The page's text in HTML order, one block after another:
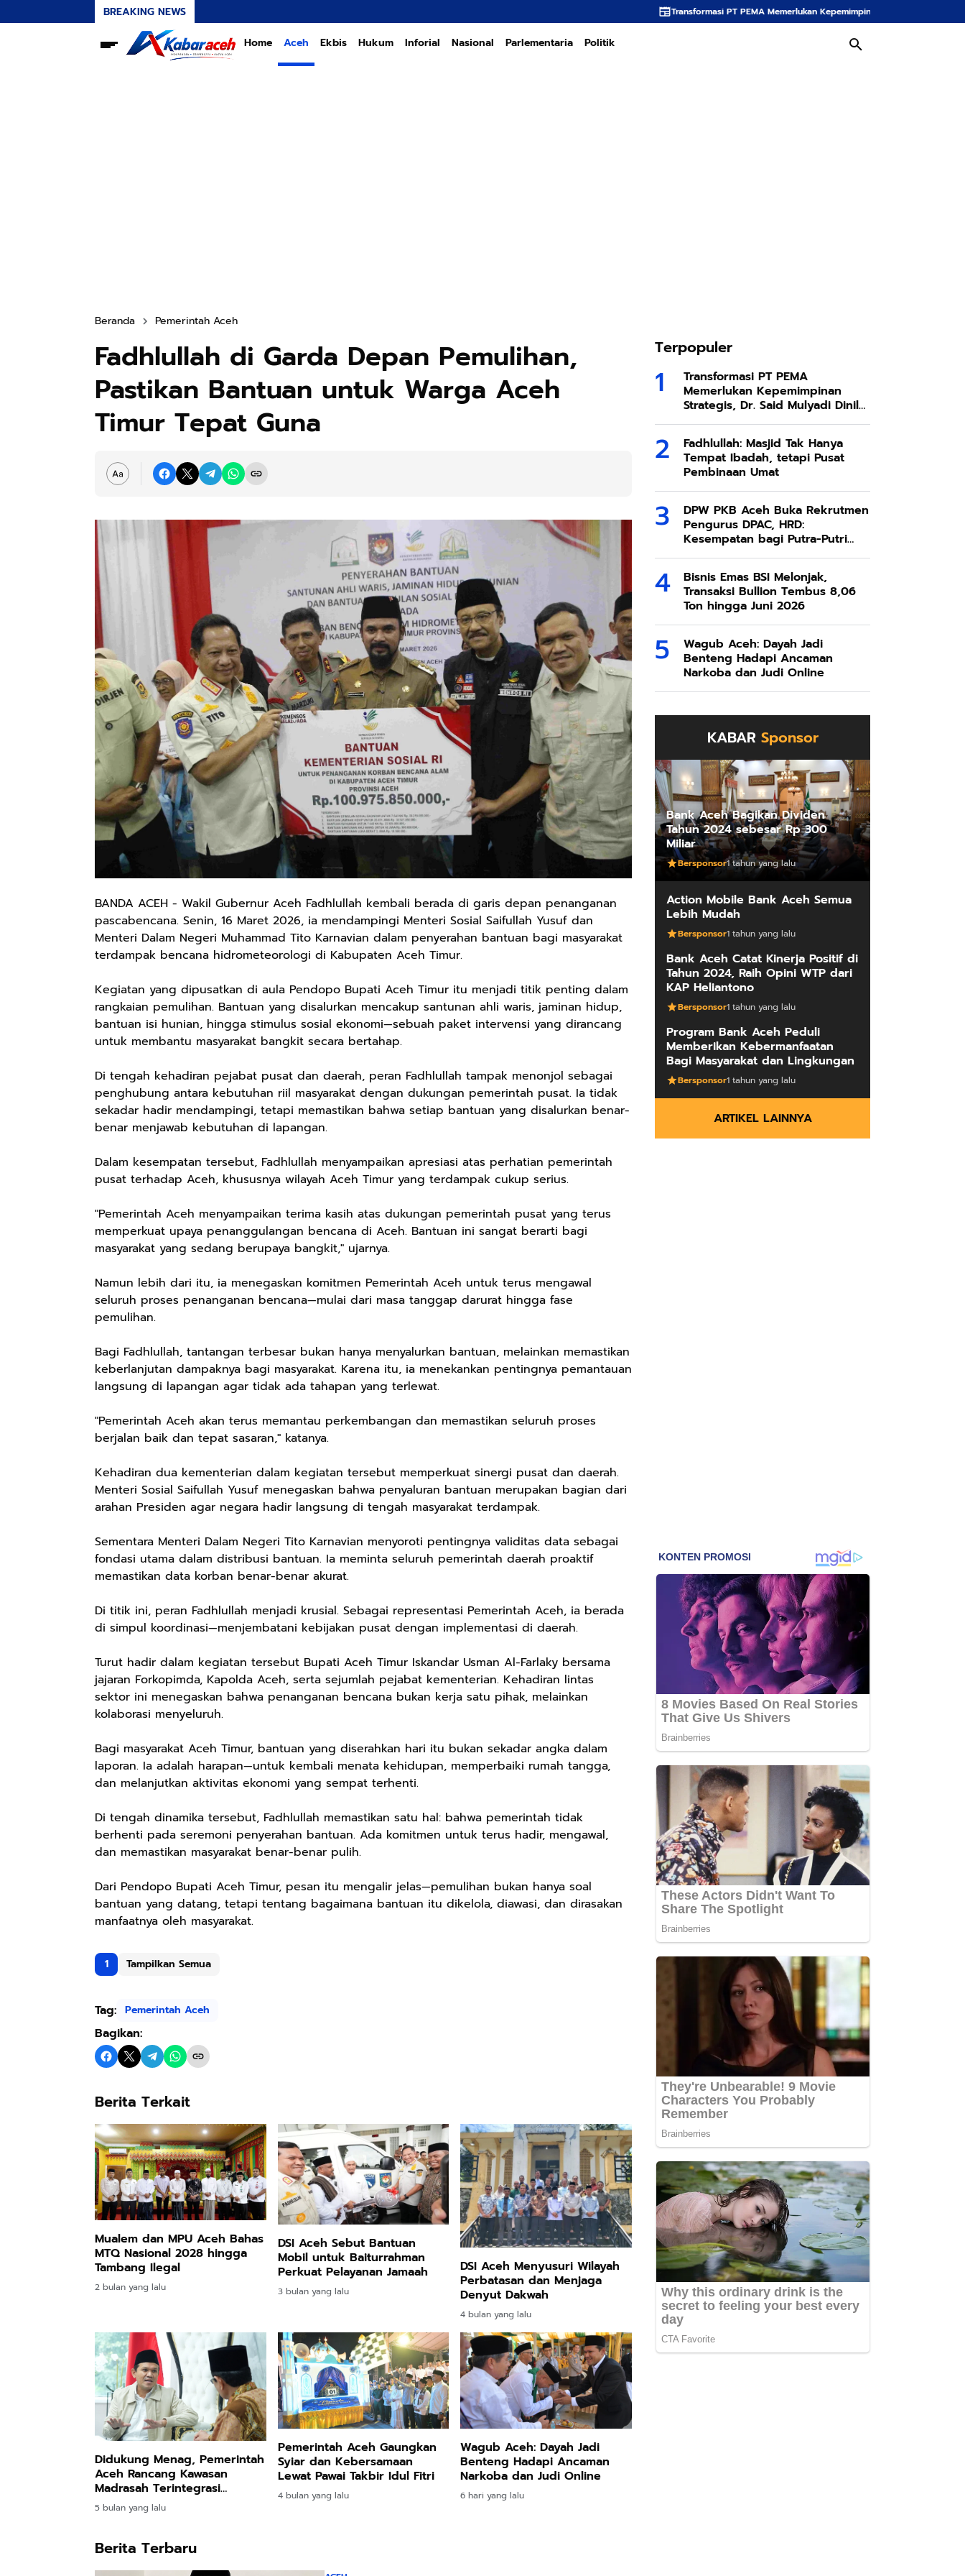
BREAKING NEWS Transformasi PT PEMA Memerlukan Kepemimpinan Strategis, Dr. Said Mulyadi Dinilai
Home Aceh Ekbis Hukum Inforial Nasional Parlementaria Politik
Beranda Pemerintah Aceh
Fadhlullah di Garda Depan Pemulihan,
Pastikan Bantuan untuk Warga Aceh
Timur Tepat Guna
BANDA ACEH - Wakil Gubernur Aceh Fadhlullah kembali berada di garis depan penanganan
pascabencana. Senin, 16 Maret 2026, ia mendampingi Menteri Sosial Saifullah Yusuf dan
Menteri Dalam Negeri Muhammad Tito Karnavian dalam penyerahan bantuan bagi masyarakat
terdampak bencana hidrometeorologi di Kabupaten Aceh Timur.
Kegiatan yang dipusatkan di aula Pendopo Bupati Aceh Timur itu menjadi titik penting dalam
rangkaian pemulihan. Bantuan yang disalurkan mencakup santunan ahli waris, jaminan hidup,
bantuan isi hunian, hingga stimulus sosial ekonomi—sebuah paket intervensi yang dirancang
untuk membantu masyarakat bangkit secara bertahap.
Di tengah kehadiran pejabat pusat dan daerah, peran Fadhlullah tampak menonjol sebagai
penghubung antara kebutuhan riil masyarakat dengan dukungan pemerintah pusat. Ia tidak
sekadar hadir mendampingi, tetapi memastikan bahwa setiap bantuan yang disalurkan benar-
benar menjawab kebutuhan di lapangan.
Dalam kesempatan tersebut, Fadhlullah menyampaikan apresiasi atas perhatian pemerintah
pusat terhadap Aceh, khususnya wilayah Aceh Timur yang terdampak cukup serius.
"Pemerintah Aceh menyampaikan terima kasih atas dukungan pemerintah pusat yang terus
memperkuat upaya penanggulangan bencana di Aceh. Bantuan ini sangat berarti bagi
masyarakat yang sedang berupaya bangkit," ujarnya.
Namun lebih dari itu, ia menegaskan komitmen Pemerintah Aceh untuk terus mengawal
seluruh proses penanganan bencana—mulai dari masa tanggap darurat hingga fase
pemulihan.
Bagi Fadhlullah, tantangan terbesar bukan hanya menyalurkan bantuan, melainkan memastikan
keberlanjutan dampaknya bagi masyarakat. Karena itu, ia menekankan pentingnya pemantauan
langsung di lapangan agar tidak ada tahapan yang terlewat.
"Pemerintah Aceh akan terus memantau perkembangan dan memastikan seluruh proses
berjalan baik dan tepat sasaran," katanya.
Kehadiran dua kementerian dalam kegiatan tersebut memperkuat sinergi pusat dan daerah.
Menteri Sosial Saifullah Yusuf menegaskan bahwa penyaluran bantuan merupakan bagian dari
arahan Presiden agar negara hadir langsung di tengah masyarakat terdampak.
Sementara Menteri Dalam Negeri Tito Karnavian menyoroti pentingnya validitas data sebagai
fondasi utama dalam distribusi bantuan. Ia meminta seluruh pemerintah daerah proaktif
memastikan data korban benar-benar akurat.
Di titik ini, peran Fadhlullah menjadi krusial. Sebagai representasi Pemerintah Aceh, ia berada
di simpul koordinasi—menjembatani kebijakan pusat dengan implementasi di daerah.
Turut hadir dalam kegiatan tersebut Bupati Aceh Timur Iskandar Usman Al-Farlaky bersama
jajaran Forkopimda, Kapolda Aceh, serta sejumlah pejabat kementerian. Kehadiran lintas
sektor ini menegaskan bahwa penanganan bencana bukan kerja satu pihak, melainkan
kolaborasi menyeluruh.
Bagi masyarakat Aceh Timur, bantuan yang diserahkan hari itu bukan sekadar angka dalam
laporan. Ia adalah harapan—untuk kembali menata kehidupan, memperbaiki rumah tangga,
dan melanjutkan aktivitas ekonomi yang sempat terhenti.
Di tengah dinamika tersebut, Fadhlullah memastikan satu hal: bahwa pemerintah tidak
berhenti pada seremoni penyerahan bantuan. Ada komitmen untuk terus hadir, mengawal,
dan memastikan masyarakat benar-benar pulih.
Dari Pendopo Bupati Aceh Timur, pesan itu mengalir jelas—pemulihan bukan hanya soal
bantuan yang datang, tetapi tentang bagaimana bantuan itu dikelola, diawasi, dan dirasakan
manfaatnya oleh masyarakat.
1 Tampilkan Semua
Tag: Pemerintah Aceh
Bagikan:
Berita Terkait
Mualem dan MPU Aceh Bahas
MTQ Nasional 2028 hingga
Tambang Ilegal
2 bulan yang lalu
DSI Aceh Sebut Bantuan
Mobil untuk Baiturrahman
Perkuat Pelayanan Jamaah
3 bulan yang lalu
DSI Aceh Menyusuri Wilayah
Perbatasan dan Menjaga
Denyut Dakwah
4 bulan yang lalu
Didukung Menag, Pemerintah
Aceh Rancang Kawasan
Madrasah Terintegrasi
Modern
5 bulan yang lalu
Pemerintah Aceh Gaungkan
Syiar dan Kebersamaan
Lewat Pawai Takbir Idul Fitri
4 bulan yang lalu
Wagub Aceh: Dayah Jadi
Benteng Hadapi Ancaman
Narkoba dan Judi Online
6 hari yang lalu
Berita Terbaru
Terpopuler
Transformasi PT PEMA
Memerlukan Kepemimpinan
Strategis, Dr. Said Mulyadi Dinilai
Memenuhi Kriteria
Fadhlullah: Masjid Tak Hanya
Tempat Ibadah, tetapi Pusat
Pembinaan Umat
DPW PKB Aceh Buka Rekrutmen
Pengurus DPAC, HRD:
Kesempatan bagi Putra-Putri
Terbaik Aceh
Bisnis Emas BSI Melonjak,
Transaksi Bullion Tembus 8,06
Ton hingga Juni 2026
Wagub Aceh: Dayah Jadi
Benteng Hadapi Ancaman
Narkoba dan Judi Online
KABAR Sponsor
Bank Aceh Bagikan Dividen
Tahun 2024 sebesar Rp 300
Miliar
Bersponsor1 tahun yang lalu
Action Mobile Bank Aceh Semua
Lebih Mudah
Bersponsor1 tahun yang lalu
Bank Aceh Catat Kinerja Positif di
Tahun 2024, Raih Opini WTP dari
KAP Heliantono
Bersponsor1 tahun yang lalu
Program Bank Aceh Peduli
Memberikan Kebermanfaatan
Bagi Masyarakat dan Lingkungan
Bersponsor1 tahun yang lalu
ARTIKEL LAINNYA